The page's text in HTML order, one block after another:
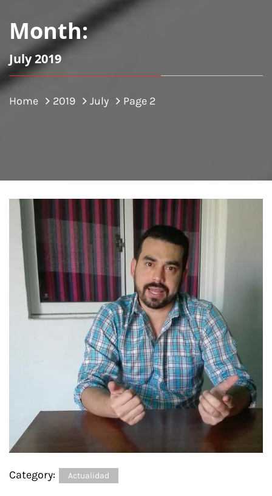
Month:
July 2019
Home 2019 July Page 2
Category: Actualidad